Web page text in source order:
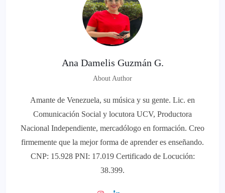
Ana Damelis Guzmán G.
About Author
Amante de Venezuela, su música y su gente. Lic. en
Comunicación Social y locutora UCV, Productora
Nacional Independiente, mercadólogo en formación. Creo
firmemente que la mejor forma de aprender es enseñando.
CNP: 15.928 PNI: 17.019 Certificado de Locución:
38.399.